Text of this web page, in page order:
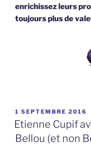
enrichissez leurs
toujours plus de
PUBLIÉ
LE
1 SEPTEMBRE 2016
Etienne Cupif
Bellou (et non